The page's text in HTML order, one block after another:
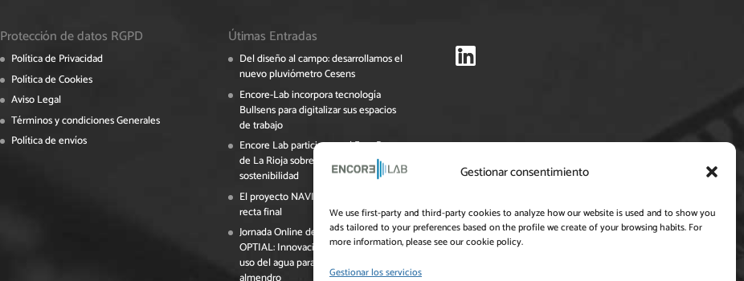
Gestionar consentimiento
We use first-party and third-party cookies to analyze how our website is used and to show you
ads tailored to your preferences based on the profile we create of your browsing habits. For
more information, please see our cookie policy.
Gestionar los servicios
Protección de datos RGPD
Política de Privacidad
Política de Cookies
Aviso Legal
Términos y condiciones Generales
Política de envíos
Útimas Entradas
Del diseño al campo: desarrollamos el
nuevo pluviómetro Cesens
Encore-Lab incorpora tecnología
Bullsens para digitalizar sus espacios
de trabajo
Encore Lab participa en el Foro Pymes
de La Rioja sobre digitalización y
sostenibilidad
El proyecto NAVINOPT avanza en su
recta final
Jornada Online del Grupo Operativo
OPTIAL: Innovación y eficiencia en el
uso del agua para el cultivo del